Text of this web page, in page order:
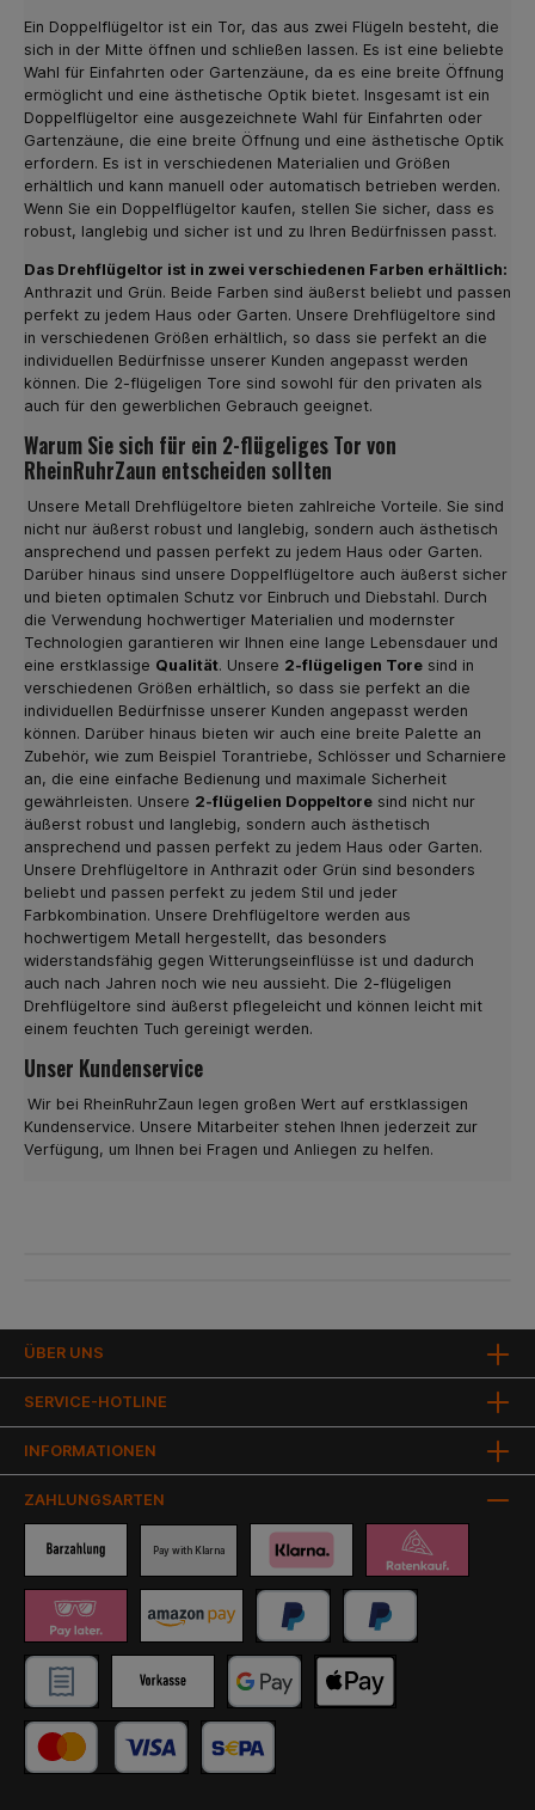
Ein Doppelflügeltor ist ein Tor, das aus zwei Flügeln besteht, die
sich in der Mitte öffnen und schließen lassen. Es ist eine beliebte
Wahl für Einfahrten oder Gartenzäune, da es eine breite Öffnung
ermöglicht und eine ästhetische Optik bietet. Insgesamt ist ein
Doppelflügeltor eine ausgezeichnete Wahl für Einfahrten oder
Gartenzäune, die eine breite Öffnung und eine ästhetische Optik
erfordern. Es ist in verschiedenen Materialien und Größen
erhältlich und kann manuell oder automatisch betrieben werden.
Wenn Sie ein Doppelflügeltor kaufen, stellen Sie sicher, dass es
robust, langlebig und sicher ist und zu Ihren Bedürfnissen passt.
Das Drehflügeltor ist in zwei verschiedenen Farben erhältlich:
Anthrazit und Grün. Beide Farben sind äußerst beliebt und passen
perfekt zu jedem Haus oder Garten. Unsere Drehflügeltore sind
in verschiedenen Größen erhältlich, so dass sie perfekt an die
individuellen Bedürfnisse unserer Kunden angepasst werden
können. Die 2-flügeligen Tore sind sowohl für den privaten als
auch für den gewerblichen Gebrauch geeignet.
Warum Sie sich für ein 2-flügeliges Tor von
RheinRuhrZaun entscheiden sollten
Unsere Metall Drehflügeltore bieten zahlreiche Vorteile. Sie sind
nicht nur äußerst robust und langlebig, sondern auch ästhetisch
ansprechend und passen perfekt zu jedem Haus oder Garten.
Darüber hinaus sind unsere Doppelflügeltore auch äußerst sicher
und bieten optimalen Schutz vor Einbruch und Diebstahl. Durch
die Verwendung hochwertiger Materialien und modernster
Technologien garantieren wir Ihnen eine lange Lebensdauer und
eine erstklassige Qualität. Unsere 2-flügeligen Tore sind in
verschiedenen Größen erhältlich, so dass sie perfekt an die
individuellen Bedürfnisse unserer Kunden angepasst werden
können. Darüber hinaus bieten wir auch eine breite Palette an
Zubehör, wie zum Beispiel Torantriebe, Schlösser und Scharniere
an, die eine einfache Bedienung und maximale Sicherheit
gewährleisten. Unsere 2-flügelien Doppeltore sind nicht nur
äußerst robust und langlebig, sondern auch ästhetisch
ansprechend und passen perfekt zu jedem Haus oder Garten.
Unsere Drehflügeltore in Anthrazit oder Grün sind besonders
beliebt und passen perfekt zu jedem Stil und jeder
Farbkombination. Unsere Drehflügeltore werden aus
hochwertigem Metall hergestellt, das besonders
widerstandsfähig gegen Witterungseinflüsse ist und dadurch
auch nach Jahren noch wie neu aussieht. Die 2-flügeligen
Drehflügeltore sind äußerst pflegeleicht und können leicht mit
einem feuchten Tuch gereinigt werden.
Unser Kundenservice
Wir bei RheinRuhrZaun legen großen Wert auf erstklassigen
Kundenservice. Unsere Mitarbeiter stehen Ihnen jederzeit zur
Verfügung, um Ihnen bei Fragen und Anliegen zu helfen.
ÜBER UNS
INFORMATIONEN
SERVICE-HOTLINE
ZAHLUNGSARTEN
Pay with Klarna